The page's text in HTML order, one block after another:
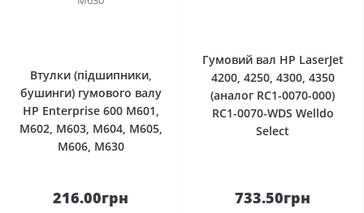
Втулки (підшипники,
бушинги) гумового валу
HP Enterprise 600 M601,
M602, M603, M604, M605,
M606, M630
216.00грн
Гумовий вал HP LaserJet
4200, 4250, 4300, 4350
(аналог RC1-0070-000)
RC1-0070-WDS Welldo
Select
733.50грн